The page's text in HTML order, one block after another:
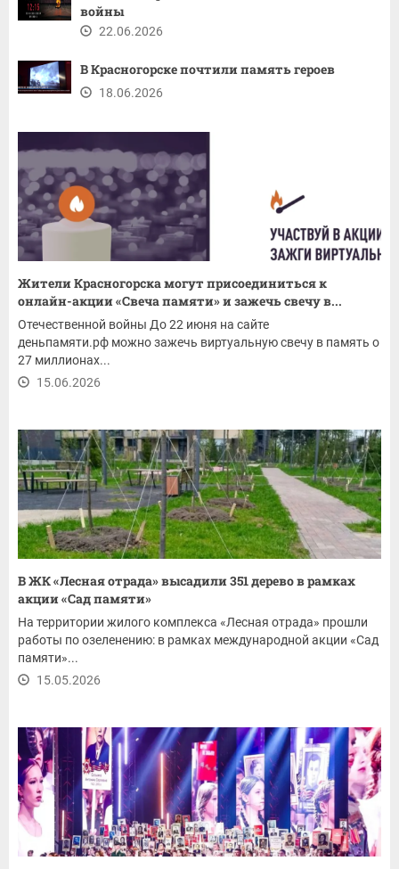
войны
22.06.2026
В Красногорске почтили память героев
18.06.2026
Жители Красногорска могут присоединиться к
онлайн-акции «Свеча памяти» и зажечь свечу в...
Отечественной войны До 22 июня на сайте
деньпамяти.рф можно зажечь виртуальную свечу в память о
27 миллионах...
15.06.2026
В ЖК «Лесная отрада» высадили 351 дерево в рамках
акции «Сад памяти»
На территории жилого комплекса «Лесная отрада» прошли
работы по озеленению: в рамках международной акции «Сад
памяти»...
15.05.2026